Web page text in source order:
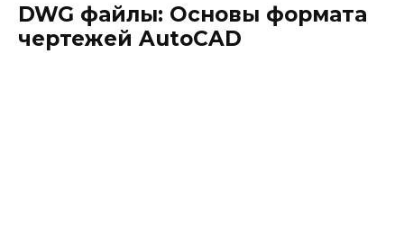
DWG файлы: Основы формата
чертежей AutoCAD